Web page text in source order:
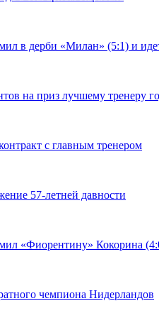
в дерби «Милан» (5:1) и
на приз лучшему тренеру
с главным тренером
57-летней давности
«Фиорентину» Кокорина
чемпиона Нидерландов